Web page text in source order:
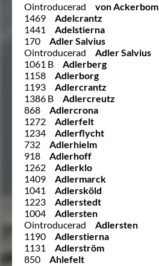
Ointroducerad
von Ackerbom
1469
Adelcrantz
1441
Adelstierna
170
Adler Salvius
Ointroducerad
Adler Salvius
1061 B
Adlerberg
1158
Adlerborg
1193
Adlercrantz
1386 B
Adlercreutz
868
Adlercrona
1272
Adlerfelt
1234
Adlerflycht
732
Adlerhielm
918
Adlerhoff
1262
Adlerklo
1409
Adlermarck
1041
Adlersköld
1223
Adlerstedt
1004
Adlersten
Ointroducerad
Adlersten
1190
Adlerstierna
1131
Adlerström
850
Ahlefelt